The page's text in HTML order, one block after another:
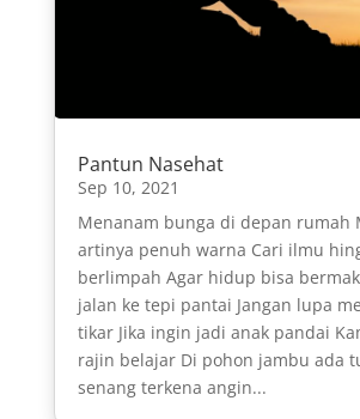
Pantun Nasehat
Sep 10, 2021
Menanam bunga di depan rumah
artinya penuh warna Cari ilmu
berlimpah Agar hidup bisa
jalan ke tepi pantai Jangan lupa
tikar Jika ingin jadi anak pandai
rajin belajar Di pohon jambu ada
senang terkena angin...